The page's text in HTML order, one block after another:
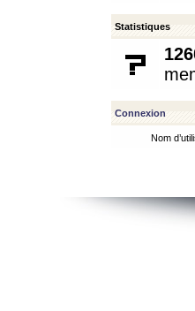
Statistiques
Connexion
Nom